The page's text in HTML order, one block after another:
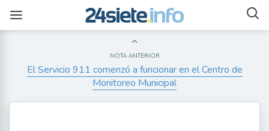
NOTA ANTERIOR
El Servicio 911 comenzó a funcionar en el Centro de
Monitoreo Municipal